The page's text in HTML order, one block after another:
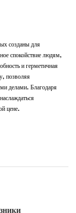
созданы для
спокойствие людям,
и герметичная
позволяя
делами. Благодаря
цене.